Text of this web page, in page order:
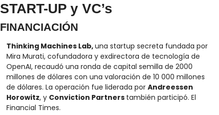
START-UP y VC’s
FINANCIACIÓN
Thinking Machines Lab, una startup secreta fundada por
Mira Murati, cofundadora y exdirectora de tecnología de
OpenAI, recaudó una ronda de capital semilla de 2000
millones de dólares con una valoración de 10 000 millones
de dólares. La operación fue liderada por Andreessen
Horowitz, y Conviction Partners también participó. El
Financial Times.